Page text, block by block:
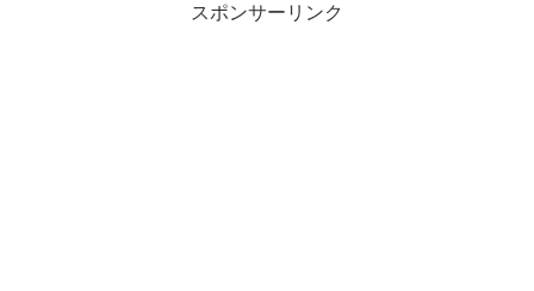
スポンサーリンク